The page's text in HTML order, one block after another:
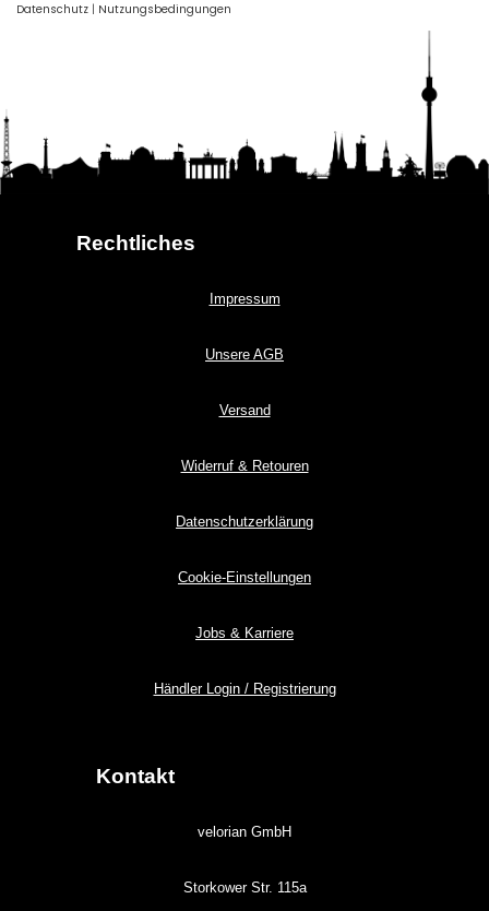
Datenschutz | Nutzungsbedingungen
Rechtliches
Impressum
Unsere AGB
Versand
Widerruf & Retouren
Datenschutzerklärung
Cookie-Einstellungen
Jobs & Karriere
Händler Login / Registrierung
Kontakt
velorian GmbH
Storkower Str. 115a